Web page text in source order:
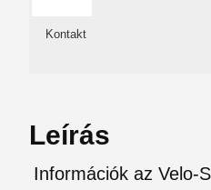
Kontakt
Leírás
Információk az Velo-